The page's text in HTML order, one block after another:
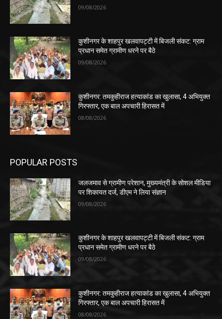
09/08/2026
कुशीनगर के शाहपुर खलवापट्टी में बिजली संकट: ग्राम
प्रधान समेत ग्रामीण धरने पर बैठे
09/08/2026
कुशीनगर: तमकुहीराज हत्याकांड का खुलासा, 4 अभियुक्त
गिरफ्तार, एक बाल अपचारी हिरासत में
08/08/2026
POPULAR POSTS
जलजमाव से ग्रामीण परेशान, मुख्यमंत्री के सोशल मीडिया
पर शिकायत दर्ज, डीएम ने लिया संज्ञान
09/08/2026
कुशीनगर के शाहपुर खलवापट्टी में बिजली संकट: ग्राम
प्रधान समेत ग्रामीण धरने पर बैठे
09/08/2026
कुशीनगर: तमकुहीराज हत्याकांड का खुलासा, 4 अभियुक्त
गिरफ्तार, एक बाल अपचारी हिरासत में
08/08/2026